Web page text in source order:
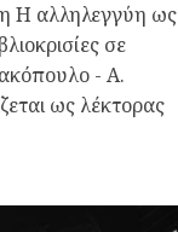
Η αλληλεγγύη ως
σε
- Α.
ως λέκτορας